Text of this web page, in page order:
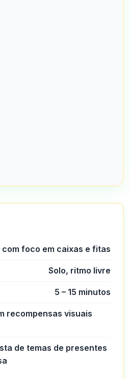
com foco em caixas e fitas
Solo, ritmo livre
5 – 15 minutos
recompensas visuais
de temas de presentes